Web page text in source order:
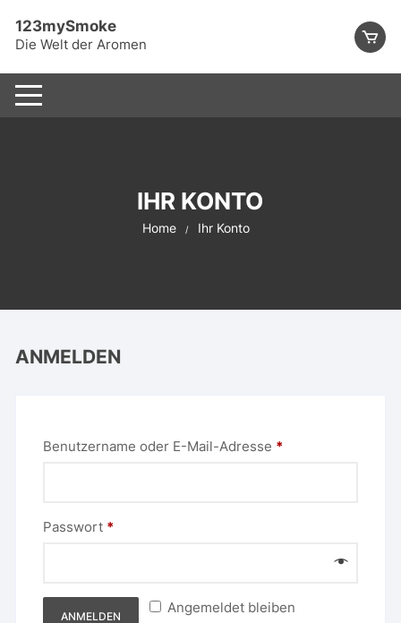
content
123mySmoke
Die Welt der Aromen
IHR KONTO
Home Ihr Konto
ANMELDEN
Benutzername oder E-Mail-Adresse *
Passwort *
Angemeldet bleiben
ANMELDEN